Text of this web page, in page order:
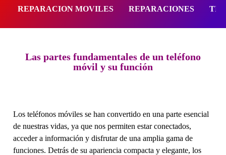
REPARACION MOVILES REPARACIONES
Las partes fundamentales de un teléfono
móvil y su función
Los teléfonos móviles se han convertido en una parte esencial
de nuestras vidas, ya que nos permiten estar conectados,
acceder a información y disfrutar de una amplia gama de
funciones. Detrás de su apariencia compacta y elegante, los